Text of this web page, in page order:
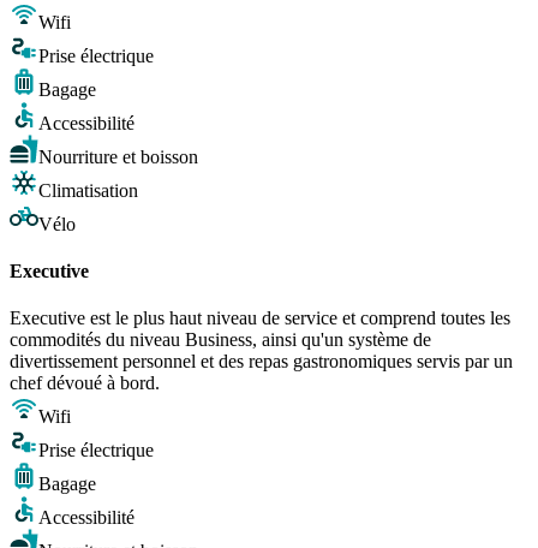
Wifi
Prise électrique
Bagage
Accessibilité
Nourriture et boisson
Climatisation
Vélo
Executive
Executive est le plus haut niveau de service et comprend toutes les
commodités du niveau Business, ainsi qu'un système de
divertissement personnel et des repas gastronomiques servis par un
chef dévoué à bord.
Wifi
Prise électrique
Bagage
Accessibilité